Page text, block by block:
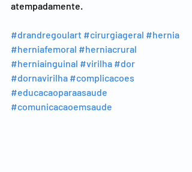
atempadamente.
#drandregoulart #cirurgiageral #hernia
#herniafemoral #herniacrural
#herniainguinal #virilha #dor
#dornavirilha #complicacoes
#educacaoparaasaude
#comunicacaoemsaude